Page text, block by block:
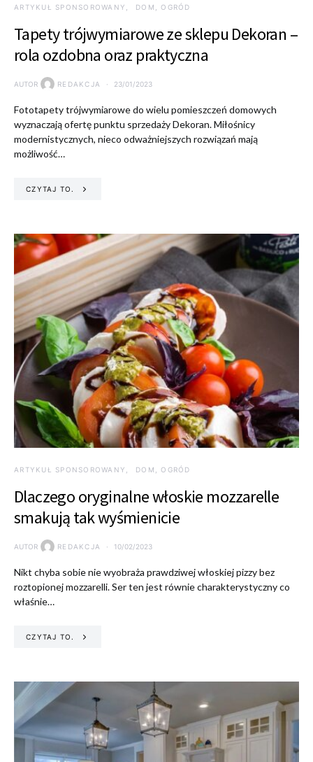
ARTYKUŁ SPONSOROWANY DOM, OGRÓD
Tapety trójwymiarowe ze sklepu Dekoran –
rola ozdobna oraz praktyczna
AUTOR REDAKCJA 23/01/2023
Fototapety trójwymiarowe do wielu pomieszczeń domowych
wyznaczają ofertę punktu sprzedaży Dekoran. Miłośnicy
modernistycznych, nieco odważniejszych rozwiązań mają
możliwość…
CZYTAJ TO.
ARTYKUŁ SPONSOROWANY DOM, OGRÓD
Dlaczego oryginalne włoskie mozzarelle
smakują tak wyśmienicie
AUTOR REDAKCJA 10/02/2023
Nikt chyba sobie nie wyobraża prawdziwej włoskiej pizzy bez
roztopionej mozzarelli. Ser ten jest równie charakterystyczny co
właśnie…
CZYTAJ TO.